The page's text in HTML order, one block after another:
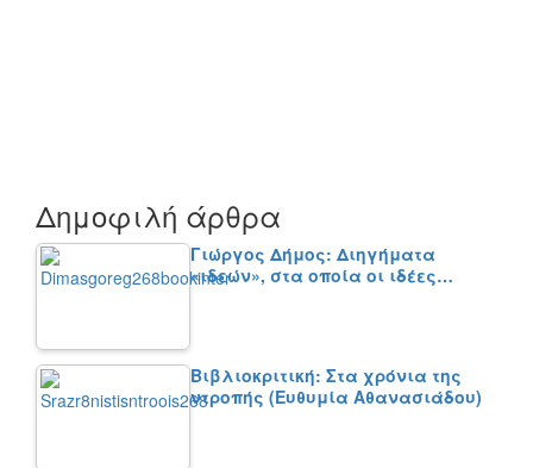
Δημοφιλή άρθρα
Γιώργος Δήμος: Διηγήματα
«ιδεών», στα οποία οι ιδέες…
Βιβλιοκριτική: Στα χρόνια της
ντροπής (Ευθυμία Αθανασιάδου)